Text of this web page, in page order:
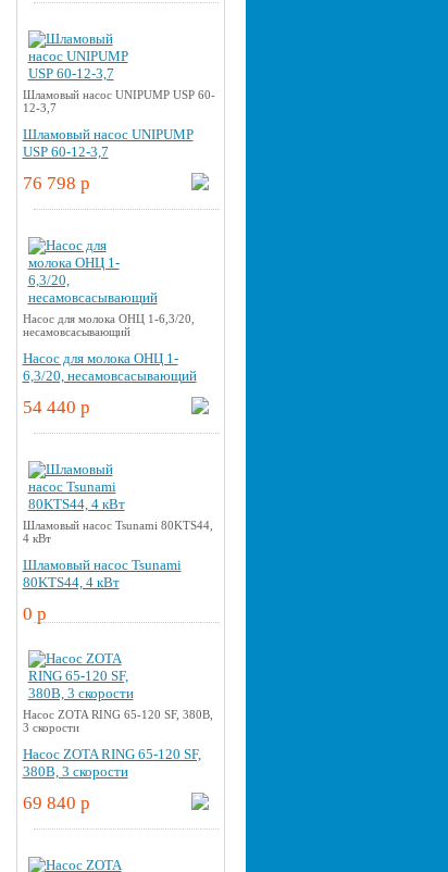
Шламовый насос UNIPUMP USP 60-
12-3,7
Шламовый насос UNIPUMP
USP 60-12-3,7
76 798 p
Насос для молока ОНЦ 1-6,3/20,
несамовсасывающий
Насос для молока ОНЦ 1-
6,3/20, несамовсасывающий
54 440 p
Шламовый насос Tsunami 80KTS44,
4 кВт
Шламовый насос Tsunami
80KTS44, 4 кВт
0 p
Насос ZOTA RING 65-120 SF, 380В,
3 скорости
Насос ZOTA RING 65-120 SF,
380В, 3 скорости
69 840 p